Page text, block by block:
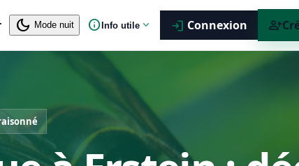
dark_mode Mode nuit infoInfo utile expand_more login Connexion person_add